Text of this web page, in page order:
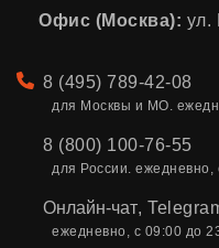
Офис (Москва): ул.
Телефон
8 (495) 789-42-08
для Москвы и МО.
8 (800) 100-76-55
для России. ежедневно,
Онлайн-чат,
ежедневно, с 09:00 до